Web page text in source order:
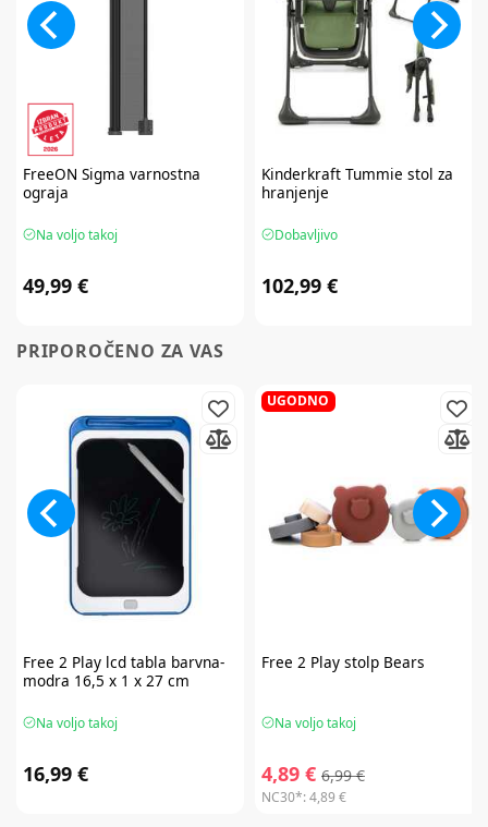
FreeON Sigma varnostna
ograja
Na voljo takoj
49,99 €
KinderkraftTummie stol za
hranjenje
Dobavljivo
102,99 €
PRIPOROČENO ZA VAS
Free 2 Playlcd tabla barvna-
modra 16,5 x 1 x 27 cm
Na voljo takoj
16,99 €
UGODNO
Free 2 Playstolp Bears
Na voljo takoj
4,89 € 6,99 €
NC30*:4,89 €